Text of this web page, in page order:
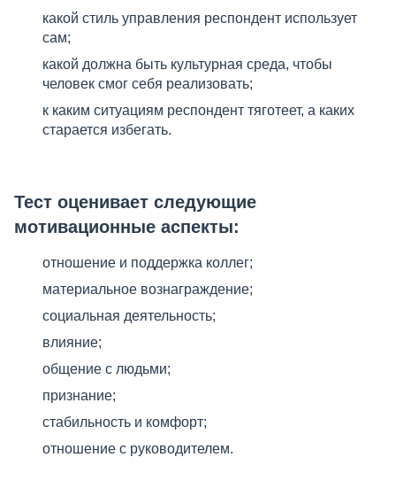
какой стиль управления респондент использует
сам;
какой должна быть культурная среда, чтобы
человек смог себя реализовать;
к каким ситуациям респондент тяготеет, а каких
старается избегать.
Тест оценивает следующие
мотивационные аспекты:
отношение и поддержка коллег;
материальное вознаграждение;
социальная деятельность;
влияние;
общение с людьми;
признание;
стабильность и комфорт;
отношение с руководителем.